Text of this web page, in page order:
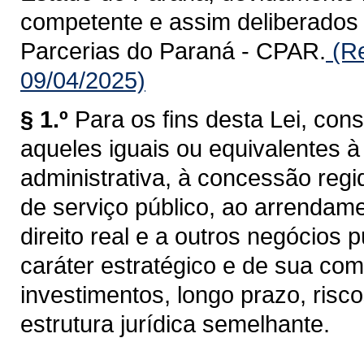
competente e assim
Parcerias do Paraná - CPAR.
09/04/2025)
§ 1.º Para os fins desta Lei,
aqueles iguais ou equivalentes
administrativa, à concessão
de serviço público, ao
direito real e a outros negócios
caráter estratégico e de sua
investimentos, longo prazo,
estrutura jurídica semelhante.